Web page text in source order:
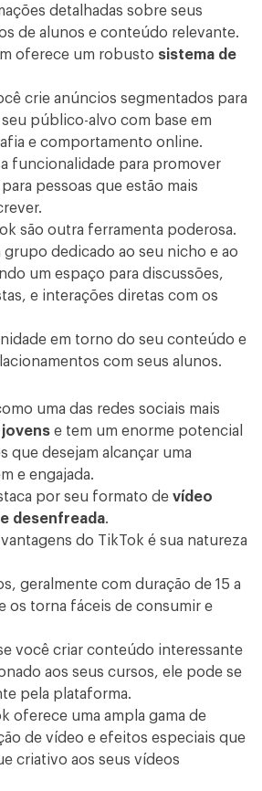
detalhadas sobre seus
de alunos e conteúdo relevante.
oferece um robusto sistema de
crie anúncios segmentados para
público-alvo com base em
e comportamento online.
funcionalidade para promover
pessoas que estão mais
são outra ferramenta poderosa.
dedicado ao seu nicho e ao
um espaço para discussões,
e interações diretas com os
em torno do seu conteúdo e
com seus alunos.
uma das redes sociais mais
jovens e tem um enorme potencial
que desejam alcançar uma
e engajada.
por seu formato de vídeo
desenfreada.
do TikTok é sua natureza
geralmente com duração de 15 a
os torna fáceis de consumir e
você criar conteúdo interessante
aos seus cursos, ele pode se
pela plataforma.
oferece uma ampla gama de
de vídeo e efeitos especiais que
criativo aos seus vídeos